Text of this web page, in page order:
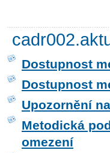
Dostupnost
Dostupnost
Upozornění
Metodická
omezení